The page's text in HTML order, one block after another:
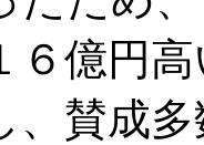
６億円
、賛成